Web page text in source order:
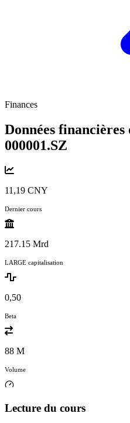
Finances
Données
000001.SZ
11,19 CNY
Dernier cours
217.15 Mrd
LARGE capitalisation
0,50
Beta
88 M
Volume
Lecture du cours